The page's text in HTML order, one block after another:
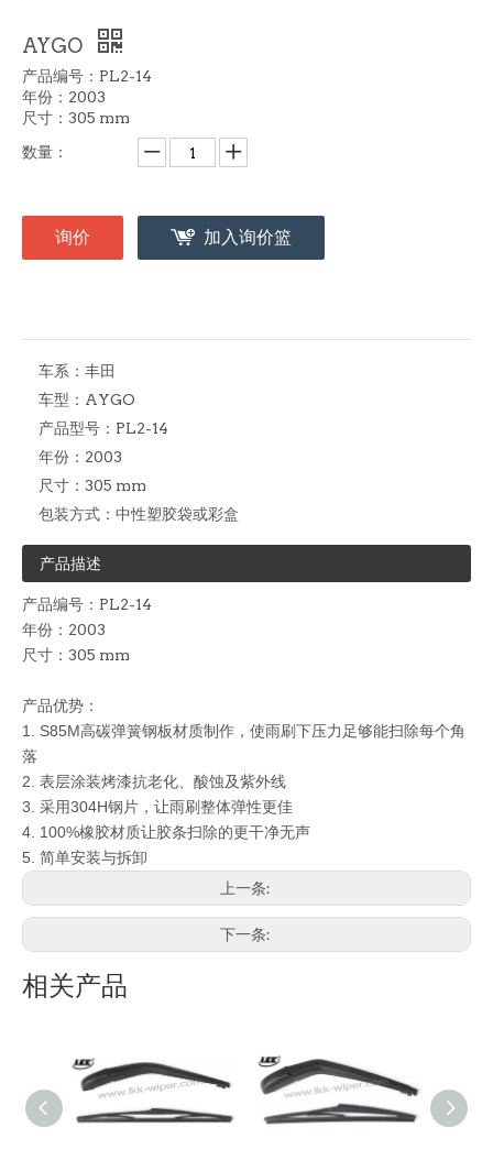
AYGO
产品编号：PL2-14
年份：2003
尺寸：305 mm
数量：
询价 加入询价篮
车系： 丰田
车型： AYGO
产品型号： PL2-14
年份： 2003
尺寸： 305 mm
包装方式： 中性塑胶袋或彩盒
产品描述
产品编号：PL2-14
年份：2003
尺寸：305 mm
产品优势：
1. S85M高碳弹簧钢板材质制作，使雨刷下压力足够能扫除每个角
落
2. 表层涂装烤漆抗老化、酸蚀及紫外线
3. 采用304H钢片，让雨刷整体弹性更佳
4. 100%橡胶材质让胶条扫除的更干净无声
5. 简单安装与拆卸
上一条:
下一条:
相关产品